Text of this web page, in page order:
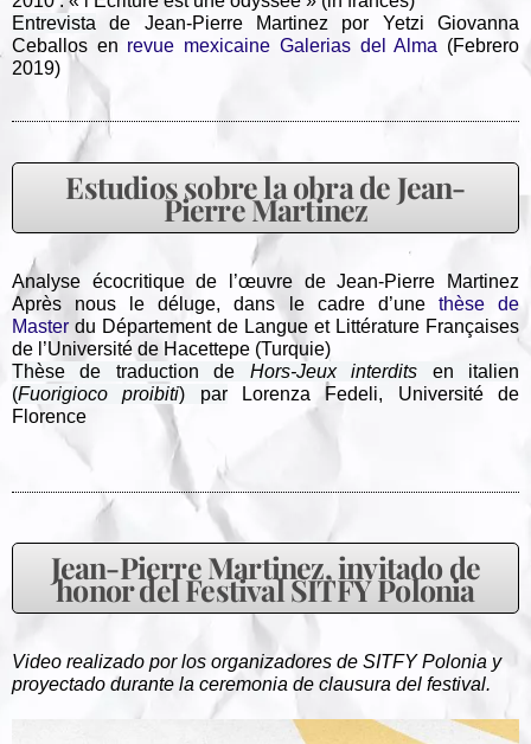
Entrevista de Jean-Pierre Martinez por Yetzi Giovanna
Ceballos en revue mexicaine Galerias del Alma (Febrero
2019)
Estudios sobre la obra de Jean-
Pierre Martinez
Analyse écocritique de l’œuvre de Jean-Pierre Martinez
Après nous le déluge, dans le cadre d’une thèse de
Master du Département de Langue et Littérature Françaises
de l’Université de Hacettepe (Turquie)
Thèse de traduction de Hors-Jeux interdits en italien
(Fuorigioco proibiti) parLorenza Fedeli, Université de
Florence
Jean-Pierre Martinez, invitado de
honor del Festival SITFY Polonia
Video realizado por los organizadores de SITFY Polonia y
proyectado durante la ceremonia de clausura del festival.